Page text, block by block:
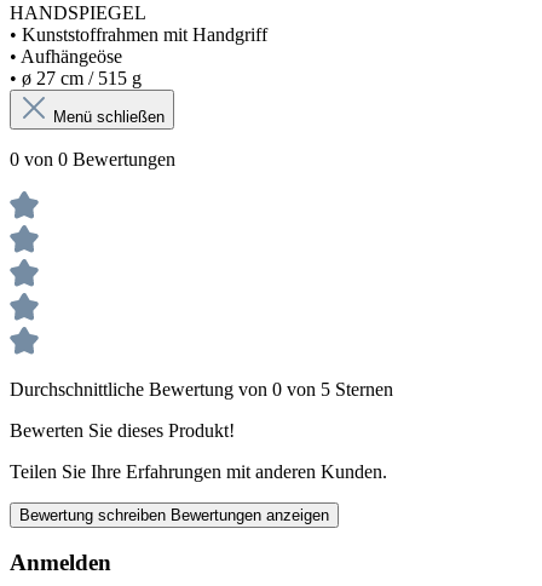
HANDSPIEGEL
• Kunststoffrahmen mit Handgriff
• Aufhängeöse
• ø 27 cm / 515 g
Menü schließen
0 von 0 Bewertungen
Durchschnittliche Bewertung von 0 von 5 Sternen
Bewerten Sie dieses Produkt!
Teilen Sie Ihre Erfahrungen mit anderen Kunden.
Bewertung schreiben Bewertungen anzeigen
Anmelden